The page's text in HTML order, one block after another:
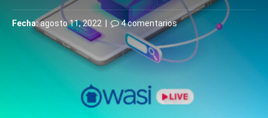
Fecha:agosto 11, 2022 | 4 comentarios